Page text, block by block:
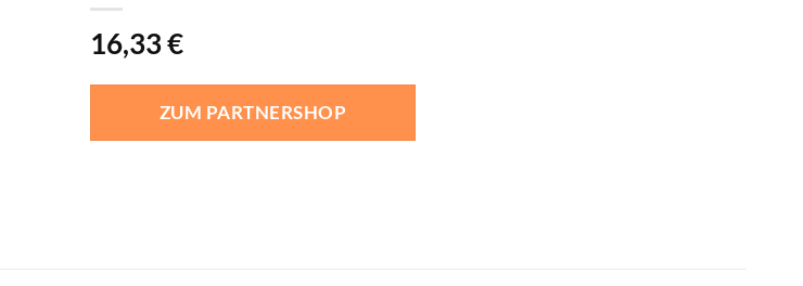
16,33€
ZUM PARTNERSHOP